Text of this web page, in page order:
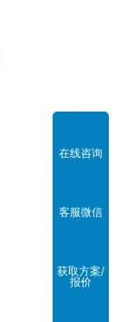
在线咨询
客服微信
获取方案/
报价